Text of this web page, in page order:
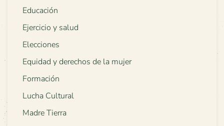
Educación
Ejercicio y salud
Elecciones
Equidad y derechos de la mujer
Formación
Lucha Cultural
Madre Tierra